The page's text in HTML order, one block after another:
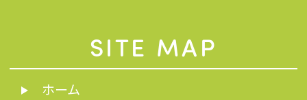
SITE MAP
ホーム